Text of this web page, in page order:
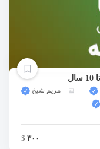
مریم شیخ
۳۰۰ $